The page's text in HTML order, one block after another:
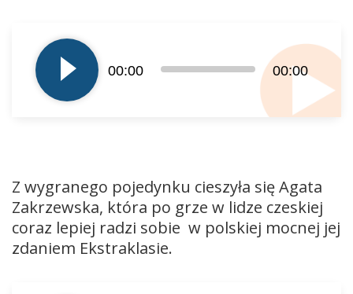
plików
dźwiękowych
00:00 00:00
Z wygranego pojedynku cieszyła się Agata
Zakrzewska, która po grze w lidze czeskiej
coraz lepiej radzi sobie w polskiej mocnej jej
zdaniem Ekstraklasie.